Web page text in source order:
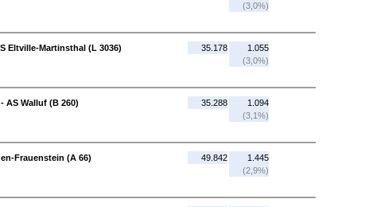
(3,0%)
Eltville-Martinsthal (L 3036)
35.178
1.055
(3,0%)
AS Walluf (B 260)
35.288
1.094
(3,1%)
Frauenstein (A 66)
49.842
1.445
(2,9%)